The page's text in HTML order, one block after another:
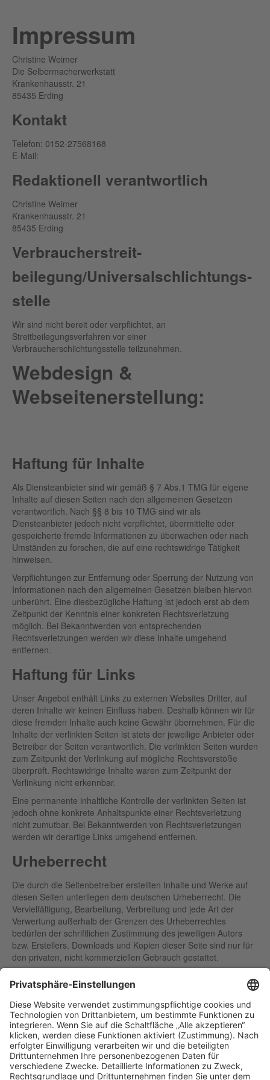
Impressum
Christine Weimer
Die Selbermacherwerkstatt
Krankenhausstr. 21
85435 Erding
Kontakt
Telefon: 0152-27568168
E-Mail:
Redaktionell verantwortlich
Christine Weimer
Krankenhausstr. 21
85435 Erding
Verbraucher­streit­
beilegung/Universal­schlichtungs­
stelle
Wir sind nicht bereit oder verpflichtet, an
Streitbeilegungsverfahren vor einer
Verbraucherschlichtungsstelle teilzunehmen.
Webdesign &
Webseitenerstellung:
Haftung für Inhalte
Als Diensteanbieter sind wir gemäß § 7 Abs.1 TMG für eigene
Inhalte auf diesen Seiten nach den allgemeinen Gesetzen
verantwortlich. Nach §§ 8 bis 10 TMG sind wir als
Diensteanbieter jedoch nicht verpflichtet, übermittelte oder
gespeicherte fremde Informationen zu überwachen oder nach
Umständen zu forschen, die auf eine rechtswidrige Tätigkeit
hinweisen.
Verpflichtungen zur Entfernung oder Sperrung der Nutzung von
Informationen nach den allgemeinen Gesetzen bleiben hiervon
unberührt. Eine diesbezügliche Haftung ist jedoch erst ab dem
Zeitpunkt der Kenntnis einer konkreten Rechtsverletzung
möglich. Bei Bekanntwerden von entsprechenden
Rechtsverletzungen werden wir diese Inhalte umgehend
entfernen.
Haftung für Links
Unser Angebot enthält Links zu externen Websites Dritter, auf
deren Inhalte wir keinen Einfluss haben. Deshalb können wir für
diese fremden Inhalte auch keine Gewähr übernehmen. Für die
Inhalte der verlinkten Seiten ist stets der jeweilige Anbieter oder
Betreiber der Seiten verantwortlich. Die verlinkten Seiten wurden
zum Zeitpunkt der Verlinkung auf mögliche Rechtsverstöße
überprüft. Rechtswidrige Inhalte waren zum Zeitpunkt der
Verlinkung nicht erkennbar.
Eine permanente inhaltliche Kontrolle der verlinkten Seiten ist
jedoch ohne konkrete Anhaltspunkte einer Rechtsverletzung
nicht zumutbar. Bei Bekanntwerden von Rechtsverletzungen
werden wir derartige Links umgehend entfernen.
Urheberrecht
Die durch die Seitenbetreiber erstellten Inhalte und Werke auf
diesen Seiten unterliegen dem deutschen Urheberrecht. Die
Vervielfältigung, Bearbeitung, Verbreitung und jede Art der
Verwertung außerhalb der Grenzen des Urheberrechtes
bedürfen der schriftlichen Zustimmung des jeweiligen Autors
bzw. Erstellers. Downloads und Kopien dieser Seite sind nur für
den privaten, nicht kommerziellen Gebrauch gestattet.
wurden, werden die Urheberrechte Dritter beachtet.
Insbesondere werden Inhalte Dritter als solche gekennzeichnet.
Sollten Sie trotzdem auf eine Urheberrechtsverletzung
aufmerksam werden, bitten wir um einen entsprechenden
Hinweis. Bei Bekanntwerden von Rechtsverletzungen werden
wir derartige Inhalte umgehend entfernen.
Quellangaben für die verwendeten Bilder und Grafiken:
#54736681 ©M.studio (Fotolia) #166108404 © Prazis (Fotolia)